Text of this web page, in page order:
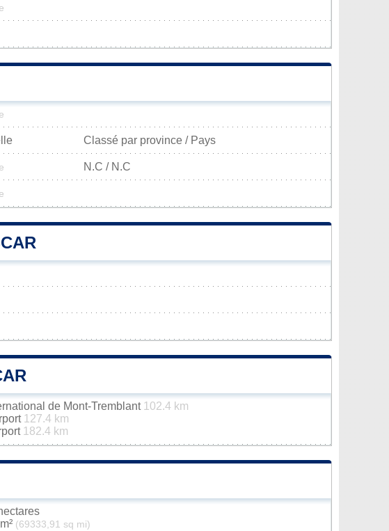
Classé par province / Pays
N.C / N.C
de Mont-Tremblant 102.4 km
127.4 km
182.4 km
(69333,91 sq mi)